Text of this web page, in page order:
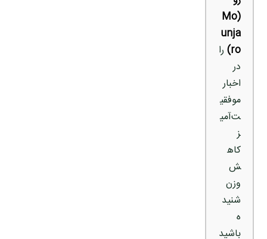
(Mo
unja
ro) را
در
اخبار
موفقی
ت‌آمی
ز
کاه
ش
وزن
شنید
ه
باشید